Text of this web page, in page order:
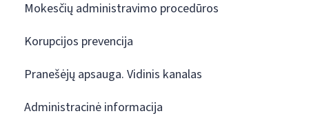
Mokesčių administravimo procedūros
Korupcijos prevencija
Pranešėjų apsauga. Vidinis kanalas
Administracinė informacija